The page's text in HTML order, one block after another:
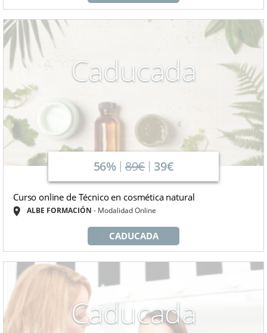
Caducada
56% 89€ 39€
Curso online de Técnico en cosmética natural
ALBE FORMACIÓN Modalidad Online
CADUCADA
Caducada